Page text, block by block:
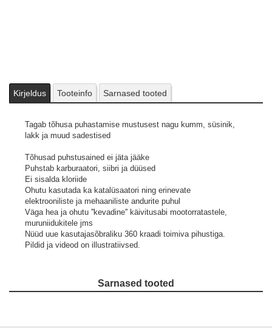
Kirjeldus Tooteinfo Sarnased tooted
Tagab tõhusa puhastamise mustusest nagu kumm, süsinik,
lakk ja muud sadestised
Tõhusad puhstusained ei jäta jääke
Puhstab karburaatori, siibri ja düüsed
Ei sisalda kloriide
Ohutu kasutada ka katalüsaatori ning erinevate
elektrooniliste ja mehaaniliste andurite puhul
Väga hea ja ohutu ''kevadine'' käivitusabi mootorratastele,
muruniidukitele jms
Nüüd uue kasutajasõbraliku 360 kraadi toimiva pihustiga.
Pildid ja videod on illustratiivsed.
Sarnased tooted